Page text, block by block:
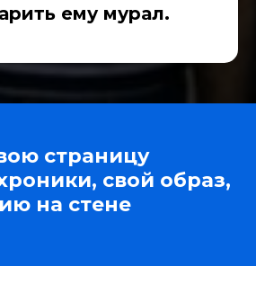
ему мурал.
страницу
свой образ,
на стене